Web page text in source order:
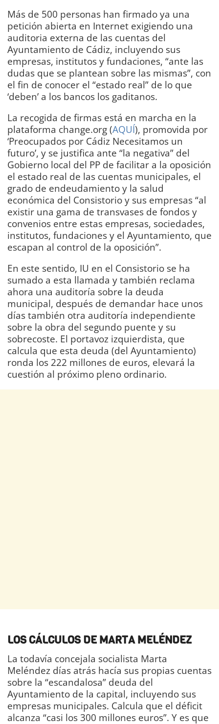
Más de 500 personas han firmado ya una
petición abierta en Internet exigiendo una
auditoria externa de las cuentas del
Ayuntamiento de Cádiz, incluyendo sus
empresas, institutos y fundaciones, “ante las
dudas que se plantean sobre las mismas”, con
el fin de conocer el “estado real” de lo que
‘deben’ a los bancos los gaditanos.
La recogida de firmas está en marcha en la
plataforma change.org (AQUÍ), promovida por
‘Preocupados por Cádiz Necesitamos un
futuro’, y se justifica ante “la negativa” del
Gobierno local del PP de facilitar a la oposición
el estado real de las cuentas municipales, el
grado de endeudamiento y la salud
económica del Consistorio y sus empresas “al
existir una gama de transvases de fondos y
convenios entre estas empresas, sociedades,
institutos, fundaciones y el Ayuntamiento, que
escapan al control de la oposición”.
En este sentido, IU en el Consistorio se ha
sumado a esta llamada y también reclama
ahora una auditoría sobre la deuda
municipal, después de demandar hace unos
días también otra auditoría independiente
sobre la obra del segundo puente y su
sobrecoste. El portavoz izquierdista, que
calcula que esta deuda (del Ayuntamiento)
ronda los 222 millones de euros, elevará la
cuestión al próximo pleno ordinario.
LOS CÁLCULOS DE MARTA MELÉNDEZ
La todavía concejala socialista Marta
Meléndez días atrás hacía sus propias cuentas
sobre la “escandalosa” deuda del
Ayuntamiento de la capital, incluyendo sus
empresas municipales. Calcula que el déficit
alcanza “casi los 300 millones euros”. Y es que